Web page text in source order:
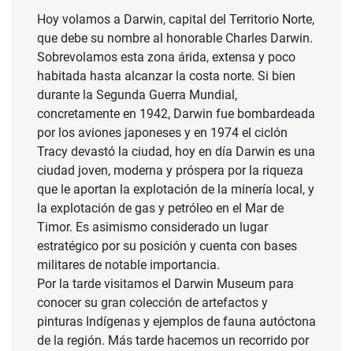
Hoy volamos a Darwin, capital del Territorio Norte,
que debe su nombre al honorable Charles Darwin.
Sobrevolamos esta zona árida, extensa y poco
habitada hasta alcanzar la costa norte. Si bien
durante la Segunda Guerra Mundial,
concretamente en 1942, Darwin fue bombardeada
por los aviones japoneses y en 1974 el ciclón
Tracy devastó la ciudad, hoy en día Darwin es una
ciudad joven, moderna y próspera por la riqueza
que le aportan la explotación de la minería local, y
la explotación de gas y petróleo en el Mar de
Timor. Es asimismo considerado un lugar
estratégico por su posición y cuenta con bases
militares de notable importancia.
Por la tarde visitamos el Darwin Museum para
conocer su gran colección de artefactos y
pinturas Indígenas y ejemplos de fauna autóctona
de la región. Más tarde hacemos un recorrido por